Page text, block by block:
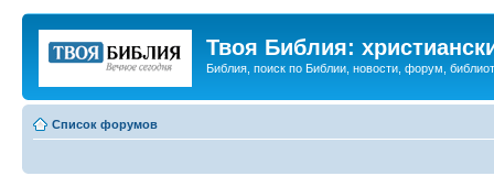
Твоя Библия:
Библия, поиск по Библии, новости, форум,
Список форумов